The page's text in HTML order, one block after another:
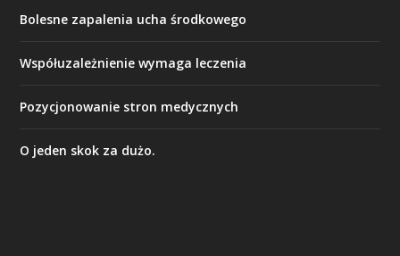
Bolesne zapalenia ucha środkowego
Współuzależnienie wymaga leczenia
Pozycjonowanie stron medycznych
O jeden skok za dużo.